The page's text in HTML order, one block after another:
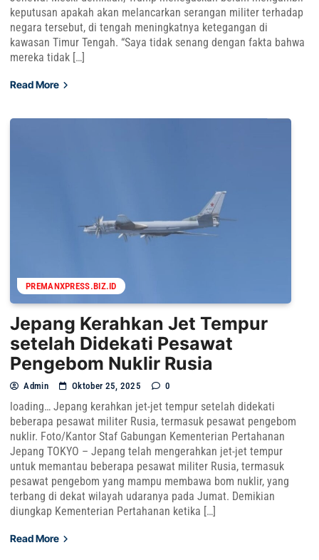
keputusan apakah akan melancarkan serangan militer terhadap
negara tersebut, di tengah meningkatnya ketegangan di
kawasan Timur Tengah. “Saya tidak senang dengan fakta bahwa
mereka tidak […]
Read More
PREMANXPRESS.BIZ.ID
Jepang Kerahkan Jet Tempur
setelah Didekati Pesawat
Pengebom Nuklir Rusia
Admin Oktober 25, 2025 0
loading… Jepang kerahkan jet-jet tempur setelah didekati
beberapa pesawat militer Rusia, termasuk pesawat pengebom
nuklir. Foto/Kantor Staf Gabungan Kementerian Pertahanan
Jepang TOKYO – Jepang telah mengerahkan jet-jet tempur
untuk memantau beberapa pesawat militer Rusia, termasuk
pesawat pengebom yang mampu membawa bom nuklir, yang
terbang di dekat wilayah udaranya pada Jumat. Demikian
diungkap Kementerian Pertahanan ketika […]
Read More